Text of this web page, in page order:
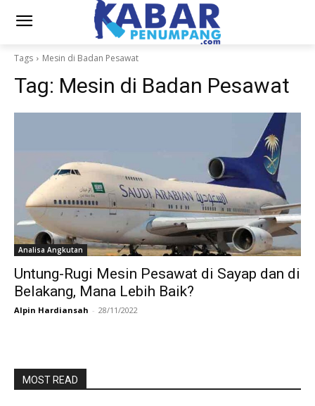
Tags Mesin di Badan Pesawat
Tag: Mesin di Badan Pesawat
Analisa Angkutan
Untung-Rugi Mesin Pesawat di Sayap dan di
Belakang, Mana Lebih Baik?
Alpin Hardiansah - 28/11/2022
MOST READ